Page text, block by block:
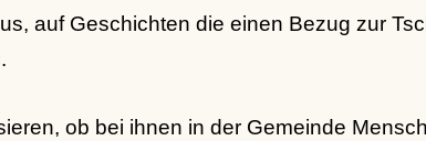
auf Geschichten die einen Bezug zur
ob bei ihnen in der Gemeinde